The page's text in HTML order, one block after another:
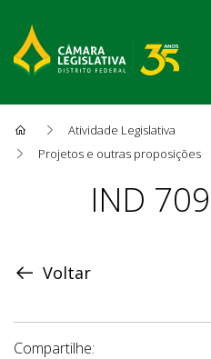
Atividade Legislativa
Projetos e outras proposições
Proposição
IND
Voltar
Compartilhe: